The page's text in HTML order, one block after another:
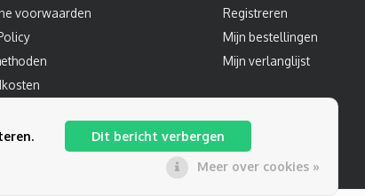
voorwaarden
Registreren
Mijn bestellingen
Mijn verlanglijst
Dit bericht verbergen
Meer over cookies »